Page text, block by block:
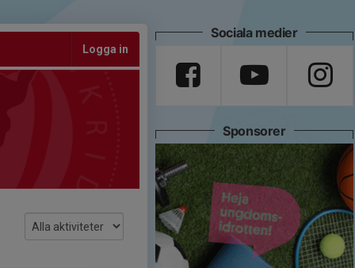
Logga in
Sociala medier
Sponsorer